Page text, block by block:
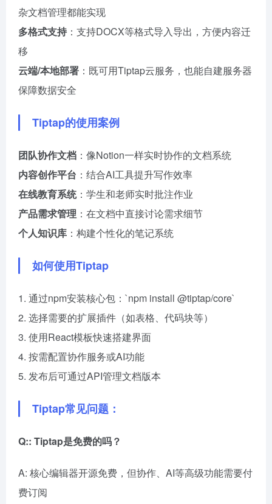
杂文档管理都能实现
多格式支持 ：支持DOCX等格式导入导出，方便内容迁
移
云端/本地部署 ：既可用Tiptap云服务，也能自建服务器
保障数据安全
Tiptap的使用案例
团队协作文档 ：像Notion一样实时协作的文档系统
内容创作平台 ：结合AI工具提升写作效率
在线教育系统：学生和老师实时批注作业
产品需求管理 ：在文档中直接讨论需求细节
个人知识库 ：构建个性化的笔记系统
如何使用Tiptap
1. 通过npm安装核心包：`npm install @tiptap/core`
2. 选择需要的扩展插件（如表格、代码块等）
3. 使用React模板快速搭建界面
4. 按需配置协作服务或AI功能
5. 发布后可通过API管理文档版本
Tiptap常见问题：
Q:: Tiptap是免费的吗？
A: 核心编辑器开源免费，但协作、AI等高级功能需要付
费订阅